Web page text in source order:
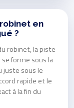
en
?
robinet, la piste
forme sous la
juste sous le
rapide et le
à la fin du